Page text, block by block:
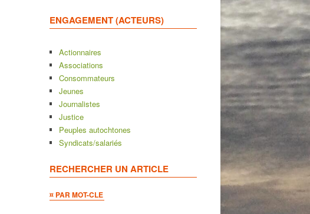
ENGAGEMENT (ACTEURS)
Actionnaires
Associations
Consommateurs
Jeunes
Journalistes
Justice
Peuples autochtones
Syndicats/salariés
RECHERCHER UN ARTICLE
¤ PAR MOT-CLE